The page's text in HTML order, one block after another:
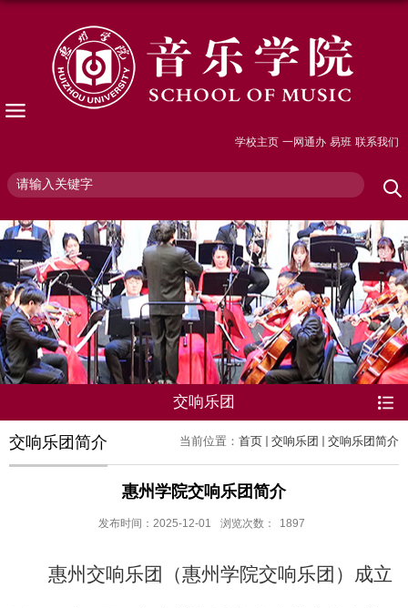
学校主页 一网通办 易班 联系我们
交响乐团
当前位置： 首页 交响乐团 交响乐团简介
交响乐团简介
惠州学院交响乐团简介
发布时间：2025-12-01 浏览次数： 1897
惠州交响乐团（惠州学院交响乐团）成立